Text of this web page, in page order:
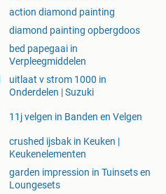
action diamond painting
diamond painting opbergdoos
bed papegaai in
Verpleegmiddelen
uitlaat v strom 1000 in
Onderdelen | Suzuki
11j velgen in Banden en Velgen
crushed ijsbak in Keuken |
Keukenelementen
garden impression in Tuinsets en
Loungesets